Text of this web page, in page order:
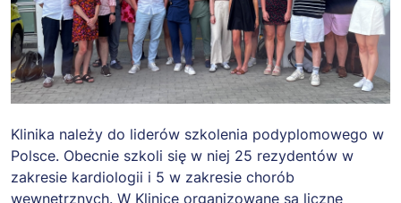
Klinika należy do liderów szkolenia podyplomowego w
Polsce. Obecnie szkoli się w niej 25 rezydentów w
zakresie kardiologii i 5 w zakresie chorób
wewnętrznych. W Klinice organizowane są liczne